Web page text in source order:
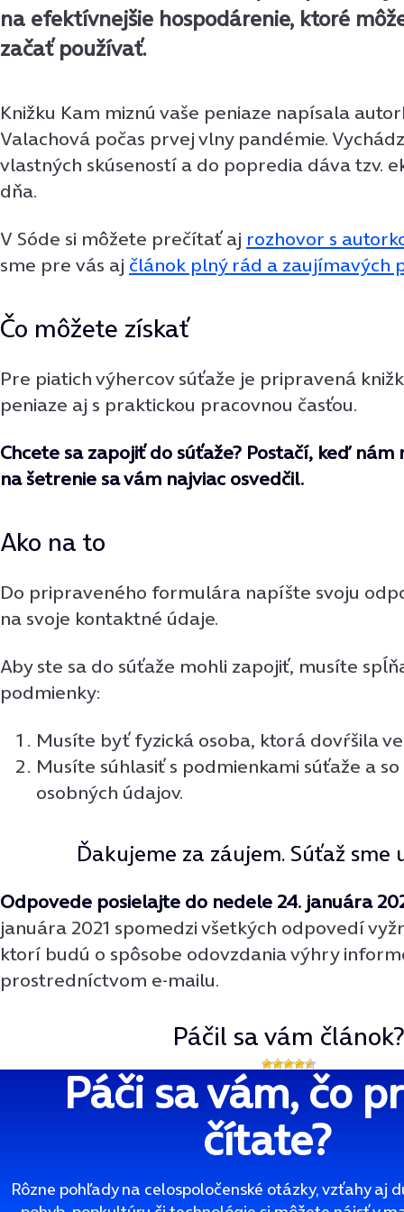
na efektívnejšie hospodárenie, ktoré
začať používať.
Knižku Kam miznú vaše peniaze napísala
Valachová počas prvej vlny pandémie.
vlastných skúseností a do popredia dáva tzv.
dňa.
V Sóde si môžete prečítať aj rozhovor s
sme pre vás aj článok plný rád a zaujímavých
Čo môžete získať
Pre piatich výhercov súťaže je pripravená
peniaze aj s praktickou pracovnou časťou.
Chcete sa zapojiť do súťaže? Postačí, keď
na šetrenie sa vám najviac osvedčil.
Ako na to
Do pripraveného formulára napíšte svoju
na svoje kontaktné údaje.
Aby ste sa do súťaže mohli zapojiť, musíte
podmienky:
Musíte byť fyzická osoba, ktorá dovŕšila
Musíte súhlasiť s podmienkami súťaže a
osobných údajov.
Ďakujeme za záujem. Súťaž sme
Odpovede posielajte do nedele 24. januára
januára 2021 spomedzi všetkých odpovedí
ktorí budú o spôsobe odovzdania výhry
prostredníctvom e-mailu.
Páčil sa vám článok?
Páči sa vám, čo
čítate?
Rôzne pohľady na celospoločenské otázky, vzťahy aj